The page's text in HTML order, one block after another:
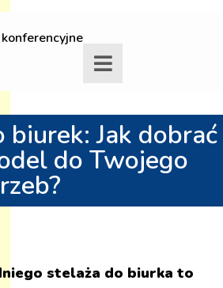
biurek: Jak dobrać
do Twojego
stelaża do biurka to